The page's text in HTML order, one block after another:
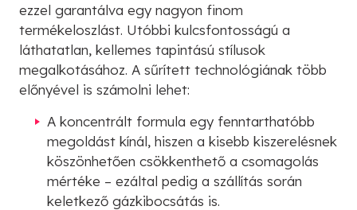
ezzel garantálva egy nagyon finom
termékeloszlást. Utóbbi kulcsfontosságú a
láthatatlan, kellemes tapintású stílusok
megalkotásához. A sűrített technológiának több
előnyével is számolni lehet:
A koncentrált formula egy fenntarthatóbb
megoldást kínál, hiszen a kisebb kiszerelésnek
köszönhetően csökkenthető a csomagolás
mértéke – ezáltal pedig a szállítás során
keletkező gázkibocsátás is.